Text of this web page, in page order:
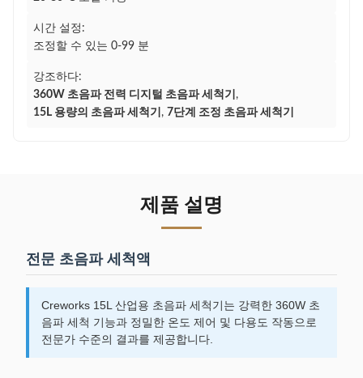
시간 설정:
조정할 수 있는 0-99 분
강조하다:
360W 초음파 전력 디지털 초음파 세척기 ,
15L 용량의 초음파 세척기 , 7단계 조정 초음파 세척기
제품 설명
전문 초음파 세척액
Creworks 15L 산업용 초음파 세척기는 강력한 360W 초
음파 세척 기능과 정밀한 온도 제어 및 다용도 작동으로
전문가 수준의 결과를 제공합니다.